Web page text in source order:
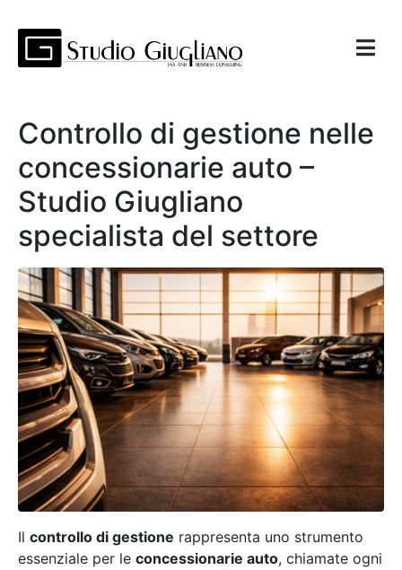
Controllo di gestione nelle
concessionarie auto –
Studio Giugliano
specialista del settore
Il controllo di gestione rappresenta uno strumento
essenziale per le concessionarie auto, chiamate ogni